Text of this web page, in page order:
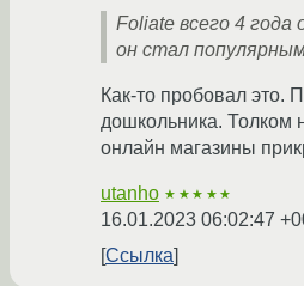
Foliate всего 4 года
он стал
Как-то пробовал это.
дошкольника. Толком
онлайн магазины
utanho ★★★★★
16.01.2023 06:02:47
Ссылка